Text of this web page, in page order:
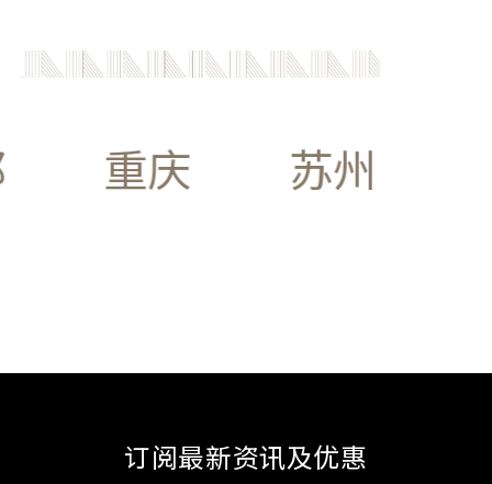
重庆 苏州
订阅最新资讯及优惠